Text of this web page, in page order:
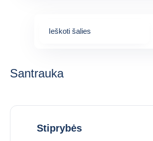
Ieškoti šalies
Santrauka
Stiprybės